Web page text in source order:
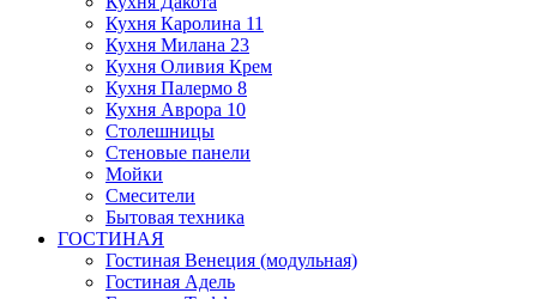
Кухня Каролина 11
Кухня Милана 23
Кухня Оливия Крем
Кухня Палермо 8
Кухня Аврора 10
Столешницы
Стеновые панели
Мойки
Смесители
Бытовая техника
ГОСТИНАЯ
Гостиная Венеция (модульная)
Гостиная Адель